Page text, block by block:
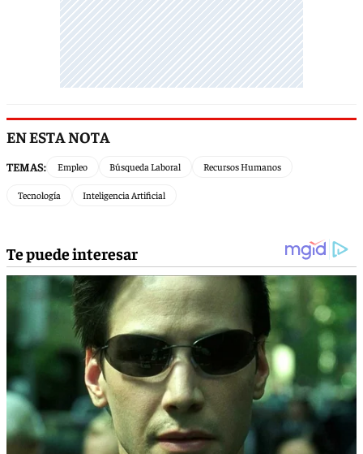
EN ESTA NOTA
TEMAS: Empleo Búsqueda Laboral Recursos Humanos
Tecnología Inteligencia Artificial